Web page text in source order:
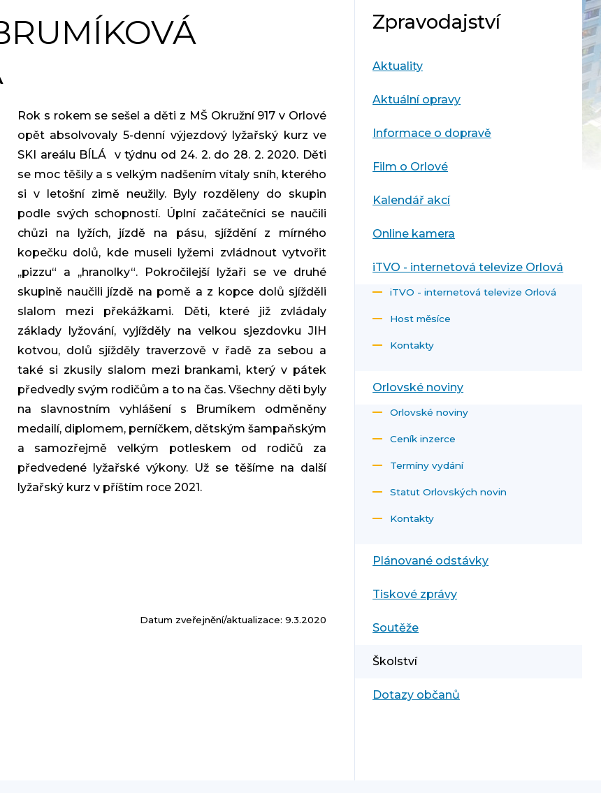
Rok s rokem se sešel a děti z MŠ Okružní 917 v Orlové
opět absolvovaly 5-denní výjezdový lyžařský kurz ve
SKI areálu BÍLÁ v týdnu od 24. 2. do 28. 2. 2020. Děti
se moc těšily a s velkým nadšením vítaly sníh, kterého
si v letošní zimě neužily. Byly rozděleny do skupin
podle svých schopností. Úplní začátečníci se naučili
chůzi na lyžích, jízdě na pásu, sjíždění z mírného
kopečku dolů, kde museli lyžemi zvládnout vytvořit
,,pizzu“ a ,,hranolky“. Pokročilejší lyžaři se ve druhé
skupině naučili jízdě na pomě a z kopce dolů sjížděli
slalom mezi překážkami. Děti, které již zvládaly
základy lyžování, vyjížděly na velkou sjezdovku JIH
kotvou, dolů sjížděly traverzově v řadě za sebou a
také si zkusily slalom mezi brankami, který v pátek
předvedly svým rodičům a to na čas. Všechny děti byly
na slavnostním vyhlášení s Brumíkem odměněny
medailí, diplomem, perníčkem, dětským šampaňským
a samozřejmě velkým potleskem od rodičů za
předvedené lyžařské výkony. Už se těšíme na další
lyžařský kurz v příštím roce 2021.
Datum zveřejnění/aktualizace: 9.3.2020
Zpravodajství
Aktuality
Aktuální opravy
Informace o dopravě
Film o Orlové
Kalendář akcí
Online kamera
iTVO - internetová televize Orlová
iTVO - internetová televize Orlová
Host měsíce
Kontakty
Orlovské noviny
Orlovské noviny
Ceník inzerce
Termíny vydání
Statut Orlovských novin
Kontakty
Plánované odstávky
Tiskové zprávy
Soutěže
Školství
Dotazy občanů